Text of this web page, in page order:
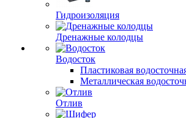
Гидроизоляция
Дренажные колодцы
Водосток
Пластиковая
Металлическая
Отлив